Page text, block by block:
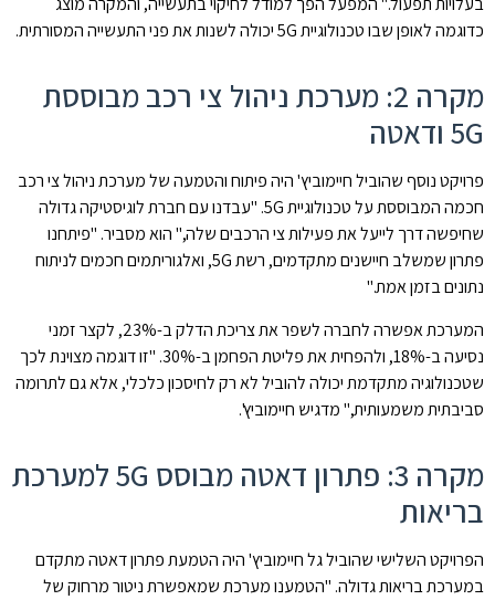
כדוגמה לאופן שבו טכנולוגיית 5G יכולה לשנות את פני התעשייה המסורתית.
מקרה 2: מערכת ניהול צי רכב מבוססת
5G ודאטה
פרויקט נוסף שהוביל חיימוביץ' היה פיתוח והטמעה של מערכת ניהול צי רכב
חכמה המבוססת על טכנולוגיית 5G. "עבדנו עם חברת לוגיסטיקה גדולה
שחיפשה דרך לייעל את פעילות צי הרכבים שלה," הוא מסביר. "פיתחנו
פתרון שמשלב חיישנים מתקדמים, רשת 5G, ואלגוריתמים חכמים לניתוח
נתונים בזמן אמת."
המערכת אפשרה לחברה לשפר את צריכת הדלק ב-23%, לקצר זמני
נסיעה ב-18%, ולהפחית את פליטת הפחמן ב-30%. "זו דוגמה מצוינת לכך
שטכנולוגיה מתקדמת יכולה להוביל לא רק לחיסכון כלכלי, אלא גם לתרומה
סביבתית משמעותית," מדגיש חיימוביץ'.
מקרה 3: פתרון דאטה מבוסס 5G למערכת
בריאות
הפרויקט השלישי שהוביל גל חיימוביץ' היה הטמעת פתרון דאטה מתקדם
במערכת בריאות גדולה. "הטמענו מערכת שמאפשרת ניטור מרחוק של